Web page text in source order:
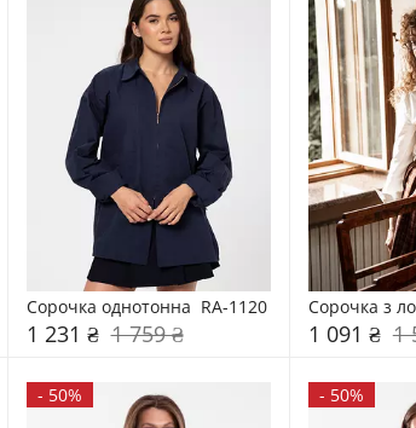
Сорочка однотонна  RA-1120
1 231 ₴ 1 759 ₴
Сорочка з
1 091 ₴ 1
- 50% - 50%